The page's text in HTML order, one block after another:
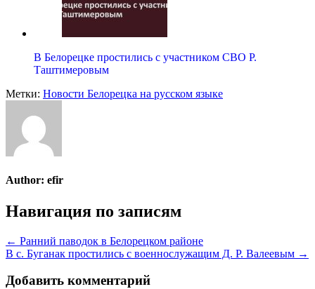
В Белорецке простились с участником СВО Р.
Таштимеровым
Метки: Новости Белорецка на русском языке
Author: efir
Навигация по записям
← Ранний паводок в Белорецком районе
В с. Буганак простились с военнослужащим Д. Р. Валеевым →
Добавить комментарий